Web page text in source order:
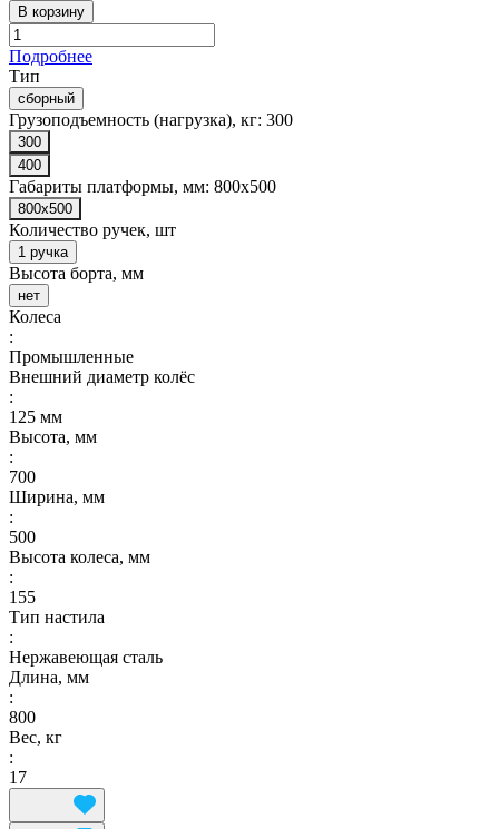
В корзину
Подробнее
Тип
сборный
Грузоподъемность (нагрузка), кг: 300
300
400
Габариты платформы, мм: 800x500
800x500
Количество ручек, шт
1 ручка
Высота борта, мм
нет
Колеса
:
Промышленные
Внешний диаметр колёс
:
125 мм
Высота, мм
:
700
Ширина, мм
:
500
Высота колеса, мм
:
155
Тип настила
:
Нержавеющая сталь
Длина, мм
:
800
Вес, кг
:
17